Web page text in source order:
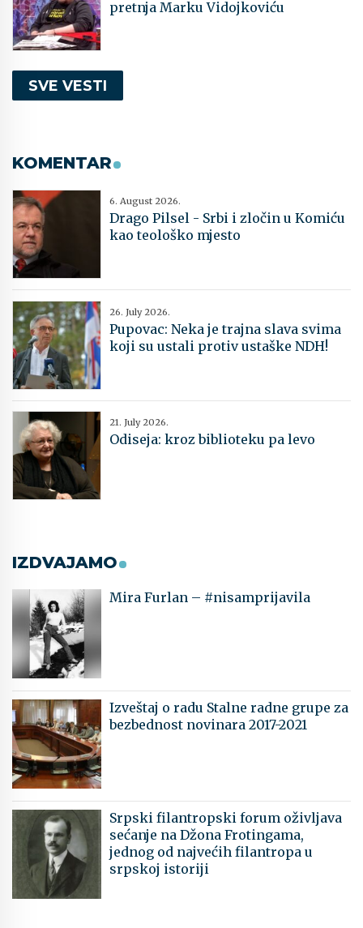
pretnja Marku Vidojkoviću
SVE VESTI
KOMENTAR
6. August 2026.
Drago Pilsel - Srbi i zločin u Komiću
kao teološko mjesto
26. July 2026.
Pupovac: Neka je trajna slava svima
koji su ustali protiv ustaške NDH!
21. July 2026.
Odiseja: kroz biblioteku pa levo
IZDVAJAMO
Mira Furlan – #nisamprijavila
Izveštaj o radu Stalne radne grupe za
bezbednost novinara 2017-2021
Srpski filantropski forum oživljava
sećanje na Džona Frotingama,
jednog od najvećih filantropa u
srpskoj istoriji